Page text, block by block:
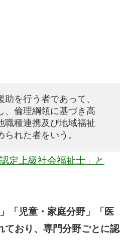
を行う者であって、
、倫理綱領に基づき高
職種連携及び地域福祉
れた者をいう。
定上級社会福祉士」と
「児童・家庭分野」「医
ており、専門分野ごとに認